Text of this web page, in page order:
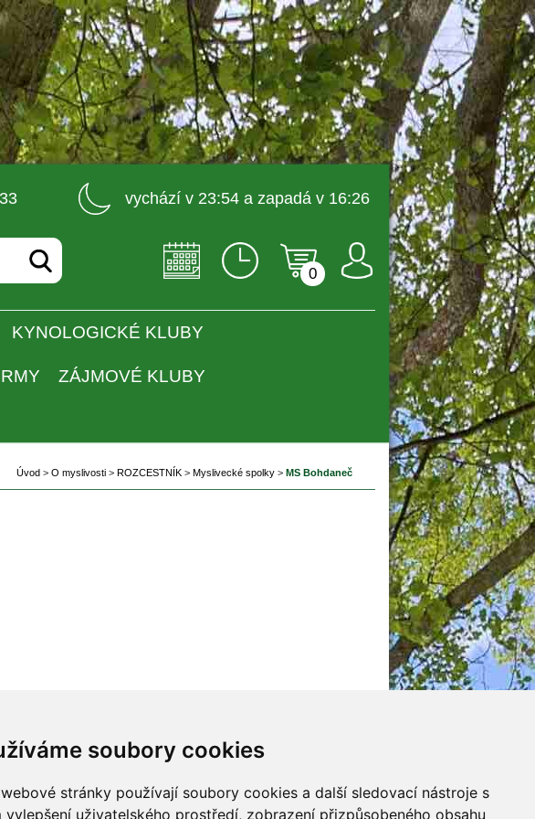
soubory cookie
stránky používají soubory cookies a další sledovací nástroje s
vylepšení uživatelského prostředí, zobrazení přizpůsobeného obsahu
vychází v 23:54 a zapadá v 16:26
0
KYNOLOGICKÉ KLUBY
ZÁJMOVÉ KLUBY
Úvod > O myslivosti > ROZCESTNÍK > Myslivecké spolky > MS Bohdaneč
Prodejna
Produkty
Kontakty
Mladí myslivci
malý Adept myslivosti